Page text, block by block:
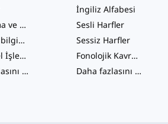
Noktalama ve Yazım
Çeşitli Dilbilgisi Konuları
Dilbilgisel İşlevler
Daha fazlasını gör
İngiliz Alfabesi
Sesli Harfler
Sessiz Harfler
Fonolojik Kavramlar
Daha fazlasını gör